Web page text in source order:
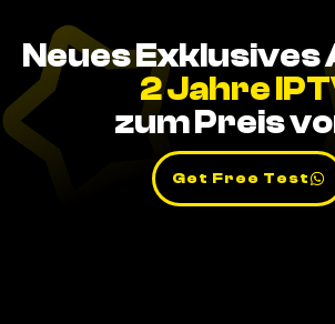
Neues Exklusives
2 Jahre
zum Preis
Get Free Test